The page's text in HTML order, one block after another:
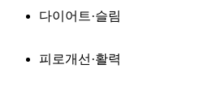
다이어트·슬림
피로개선·활력